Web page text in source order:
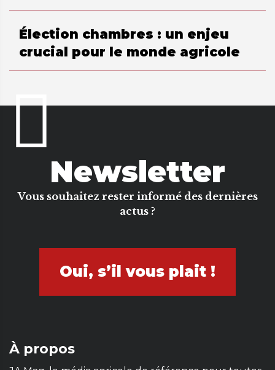
Élection chambres : un enjeu
crucial pour le monde agricole
Newsletter
Vous souhaitez rester informé des dernières
actus ?
Oui, s’il vous plait !
À propos